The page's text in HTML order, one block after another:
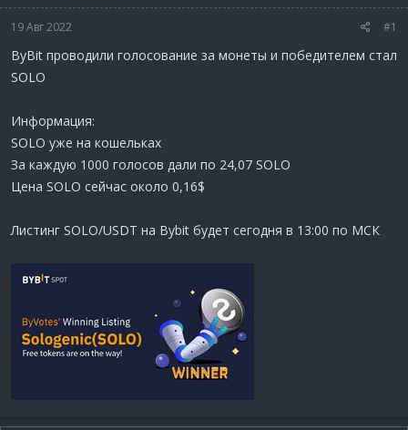
19 Авг 2022 #1
ByBit проводили голосование за монеты и победителем стал
SOLO
Информация:
SOLO уже на кошельках
За каждую 1000 голосов дали по 24,07 SOLO
Цена SOLO сейчас около 0,16$
Листинг SOLO/USDT на Bybit будет сегодня в 13:00 по МСК